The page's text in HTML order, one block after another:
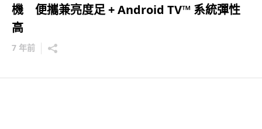
機 便攜兼亮度足 + Android TV™ 系統彈性
高
7 年前